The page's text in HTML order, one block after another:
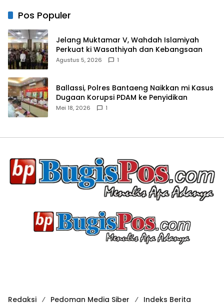
Pos Populer
Jelang Muktamar V, Wahdah Islamiyah
Perkuat ki Wasathiyah dan Kebangsaan
Agustus 5, 2026 1
Ballassi, Polres Bantaeng Naikkan mi Kasus
Dugaan Korupsi PDAM ke Penyidikan
Mei 18, 2026 1
Redaksi Pedoman Media Siber Indeks Berita